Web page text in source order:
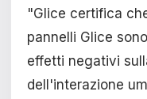
"Glice certifica
pannelli Glice
effetti negativi
dell'interazione